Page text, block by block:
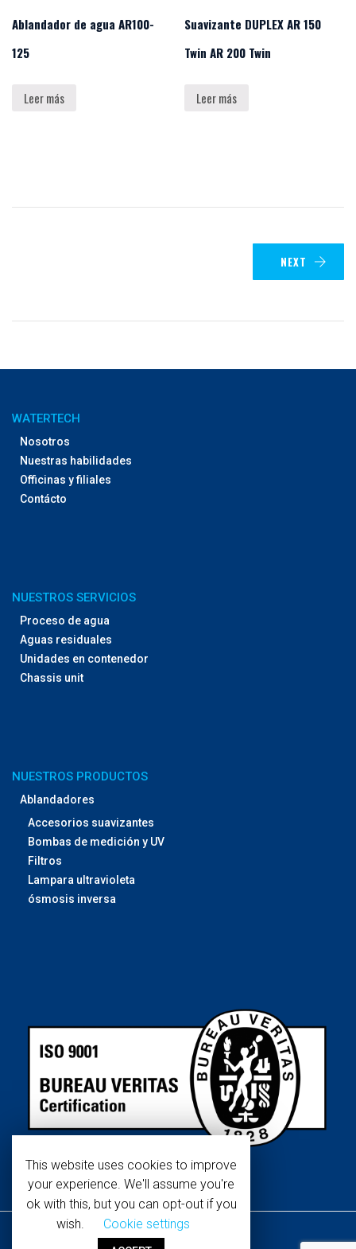
Ablandador de agua AR100-
125
Leer más
Suavizante DUPLEX AR 150
Twin AR 200 Twin
Leer más
NEXT
WATERTECH
Nosotros
Nuestras habilidades
Officinas y filiales
Contácto
NUESTROS SERVICIOS
Proceso de agua
Aguas residuales
Unidades en contenedor
Chassis unit
NUESTROS PRODUCTOS
Ablandadores
Accesorios suavizantes
Bombas de medición y UV
Filtros
Lampara ultravioleta
ósmosis inversa
Copyright © 2019 WaterTech.
This website uses cookies to improve
your experience. We'll assume you're
ok with this, but you can opt-out if you
wish.
Cookie settings